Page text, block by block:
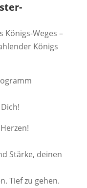
Königs-Weges –
Königs
Stärke, deinen
Tief zu gehen.